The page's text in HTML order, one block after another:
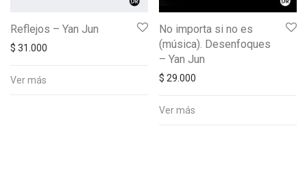
Reflejos – Yan Jun
$ 31.000
Ver más
No importa si no es
(música). Desenfoques
– Yan Jun
$ 29.000
Ver más